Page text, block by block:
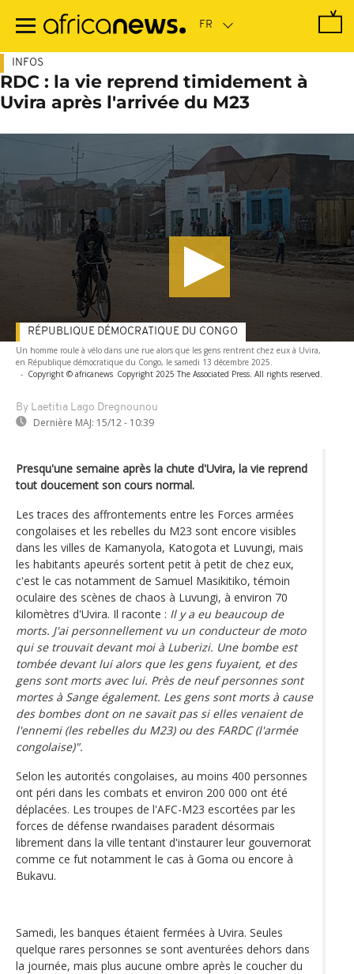
contenu
INFOS
RDC : la vie reprend timidement à
Uvira après l'arrivée du M23
Un homme roule à vélo dans une rue alors que les gens rentrent chez eux à Uvira,
en République démocratique du Congo, le samedi 13 décembre 2025.
- Copyright © africanews Copyright 2025 The Associated Press. All rights reserved.
By Laetitia Lago Dregnounou
Dernière MAJ: 15/12 - 10:39
RÉPUBLIQUE DÉMOCRATIQUE DU CONGO
Presqu'une semaine après la chute d'Uvira, la vie reprend
tout doucement son cours normal.
Les traces des affrontements entre les Forces armées
congolaises et les rebelles du M23 sont encore visibles
dans les villes de Kamanyola, Katogota et Luvungi, mais
les habitants apeurés sortent petit à petit de chez eux,
c'est le cas notamment de Samuel Masikitiko, témoin
oculaire des scènes de chaos à Luvungi, à environ 70
kilomètres d'Uvira. Il raconte : Il y a eu beaucoup de
morts. J'ai personnellement vu un conducteur de moto
qui se trouvait devant moi à Luberizi. Une bombe est
tombée devant lui alors que les gens fuyaient, et des
gens sont morts avec lui. Près de neuf personnes sont
mortes à Sange également. Les gens sont morts à cause
des bombes dont on ne savait pas si elles venaient de
l'ennemi (les rebelles du M23) ou des FARDC (l'armée
congolaise)".
Selon les autorités congolaises, au moins 400 personnes
ont péri dans les combats et environ 200 000 ont été
déplacées. Les troupes de l'AFC-M23 escortées par les
forces de défense rwandaises paradent désormais
librement dans la ville tentant d'instaurer leur gouvernorat
comme ce fut notamment le cas à Goma ou encore à
Bukavu.
Samedi, les banques étaient fermées à Uvira. Seules
quelque rares personnes se sont aventurées dehors dans
la journée, mais plus aucune ombre après le coucher du